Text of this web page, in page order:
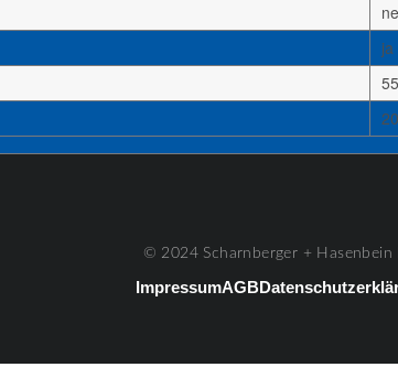
ja
© 2024 Scharnberger + Hasenbein
ImpressumAGB